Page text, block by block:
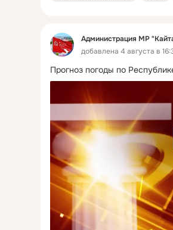
Администрация МР
добавлена 4 августа в
Прогноз погоды по